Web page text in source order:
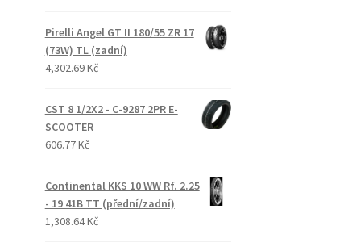
Pirelli Angel GT II 180/55 ZR 17
(73W) TL (zadní)
4,302.69 Kč
CST 8 1/2X2 - C-9287 2PR E-
SCOOTER
606.77 Kč
Continental KKS 10 WW Rf. 2.25
- 19 41B TT (přední/zadní)
1,308.64 Kč